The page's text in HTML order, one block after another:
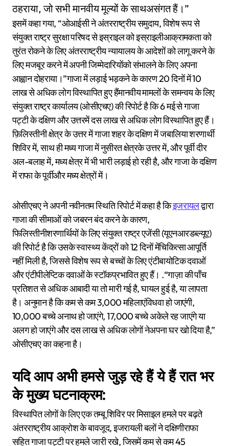
ठहराया, जो सभी मानवीय मूल्यों के साथअसंगत हैं।”
इसमें कहा गया, “ओआईसी ने अंतरराष्ट्रीय समुदाय, विशेष रूप से
संयुक्त राष्ट्र सुरक्षा परिषद से इस्राइल को इस्राइलीआक्रामकता को
तुरंत रोकने के लिए अंतरराष्ट्रीय न्यायालय के आदेशों को लागू करने के
लिए मजबूर करने में अपनी जिम्मेदारियोंको संभालने के लिए अपना
आह्वान दोहराया।”गाजा में लड़ाई भड़कने के कारण 20 दिनों में 10
लाख से अधिक लोग विस्थापित हुए हैंमानवीय मामलों के समन्वय के लिए
संयुक्त राष्ट्र कार्यालय (ओसीएचए) की रिपोर्ट है कि 6 मई से गाजा
पट्टी के दक्षिण और उत्तरमें दस लाख से अधिक लोग विस्थापित हुए हैं।
फ़िलिस्तीनी क्षेत्र के उत्तर में गाजा शहर के दक्षिण में जबालिया शरणार्थी
शिविर में, साथ ही मध्य गाजा में नुसीरत क्षेत्रके उत्तर में, और पूर्वी दीर
अल-बलाह में, मध्य क्षेत्र में भी भारी लड़ाई हो रही है, और गाजा के दक्षिण
में राफा के पूर्वीऔर मध्य क्षेत्रों में।
ओसीएचए ने अपनी नवीनतम स्थिति रिपोर्ट में कहा है किइजरायलद्वारा
गाजा की सीमाओं को जबरन बंद करने के कारण,
फिलिस्तीनीशरणार्थियों के लिए संयुक्त राष्ट्र एजेंसी (यूएनआरडब्ल्यूए)
की रिपोर्ट है कि उसके स्वास्थ्य केंद्रों को 12 दिनों मेंचिकित्सा आपूर्ति
नहीं मिली है, जिससे विशेष रूप से बच्चों के लिए एंटीबायोटिक दवाओं
और एंटीपीलेप्टिक दवाओं के स्टॉकप्रभावित हुए हैं। .“गाज़ा की पाँच
प्रतिशत से अधिक आबादी या तो मारी गई है, घायल हुई है, या लापता
है। अनुमान है कि कम से कम 3,000 महिलाएंविधवा हो जाएंगी,
10,000 बच्चे अनाथ हो जाएंगे, 17,000 बच्चे अकेले रह जाएंगे या
अलग हो जाएंगे और दस लाख से अधिक लोगों नेअपना घर खो दिया है,”
ओसीएचए का कहना है।
यदि आप अभी हमसे जुड़ रहे हैं ये हैं रात भर
के मुख्य घटनाक्रम:
विस्थापित लोगों के लिए एक तम्बू शिविर पर मिसाइल हमले पर बढ़ते
अंतरराष्ट्रीय आक्रोश के बावजूद, इजरायली बलों ने दक्षिणीराफा
सहित गाजा पट्टी पर हमले जारी रखे, जिसमें कम से कम 45